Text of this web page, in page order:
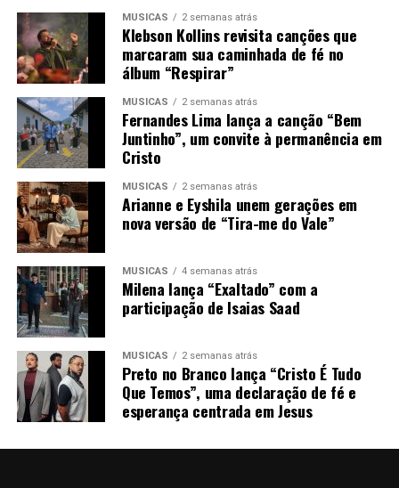
MÚSICAS 2 semanas atrás
Klebson Kollins revisita canções que
marcaram sua caminhada de fé no
álbum “Respirar”
MÚSICAS 2 semanas atrás
Fernandes Lima lança a canção “Bem
Juntinho”, um convite à permanência em
Cristo
MÚSICAS 2 semanas atrás
Arianne e Eyshila unem gerações em
nova versão de “Tira-me do Vale”
MÚSICAS 4 semanas atrás
Milena lança “Exaltado” com a
participação de Isaias Saad
MÚSICAS 2 semanas atrás
Preto no Branco lança “Cristo É Tudo
Que Temos”, uma declaração de fé e
esperança centrada em Jesus